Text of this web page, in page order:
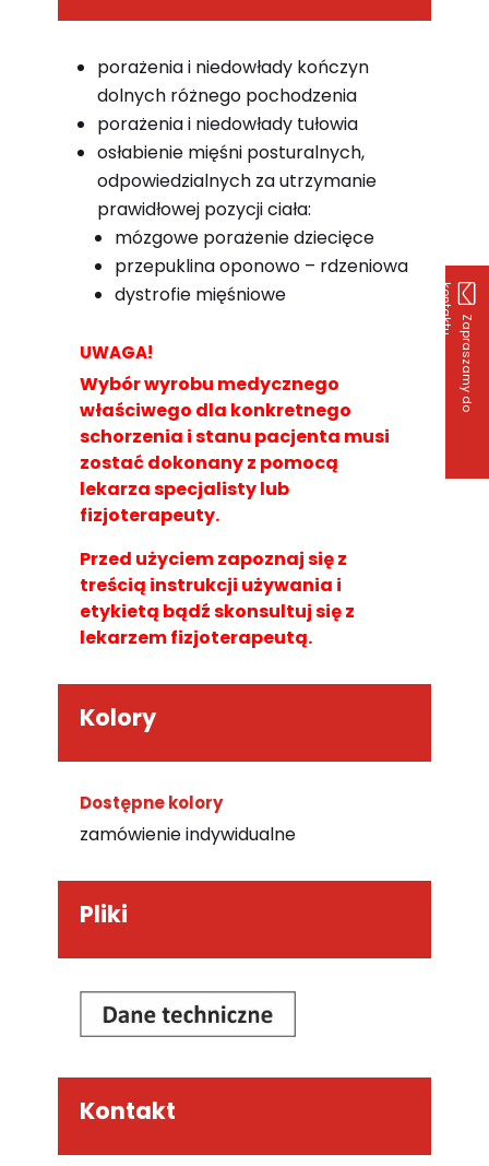
Z
a
p
r
a
s
z
a
m
y
d
o
k
o
n
t
a
k
t
u
porażenia i niedowłady kończyn
dolnych różnego pochodzenia
porażenia i niedowłady tułowia
osłabienie mięśni posturalnych,
odpowiedzialnych za utrzymanie
prawidłowej pozycji ciała:
mózgowe porażenie dziecięce
przepuklina oponowo – rdzeniowa
dystrofie mięśniowe
UWAGA!
Wybór wyrobu medycznego
właściwego dla konkretnego
schorzenia i stanu pacjenta musi
zostać dokonany z pomocą
lekarza specjalisty lub
fizjoterapeuty.
Przed użyciem zapoznaj się z
treścią instrukcji używania i
etykietą bądź skonsultuj się z
lekarzem fizjoterapeutą.
Kolory
Dostępne kolory
zamówienie indywidualne
Pliki
Kontakt